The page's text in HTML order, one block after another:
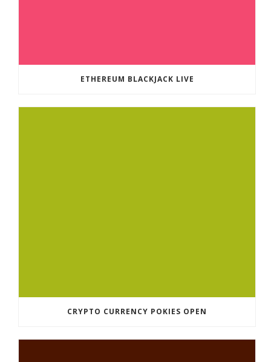
ETHEREUM BLACKJACK LIVE
CRYPTO CURRENCY POKIES OPEN